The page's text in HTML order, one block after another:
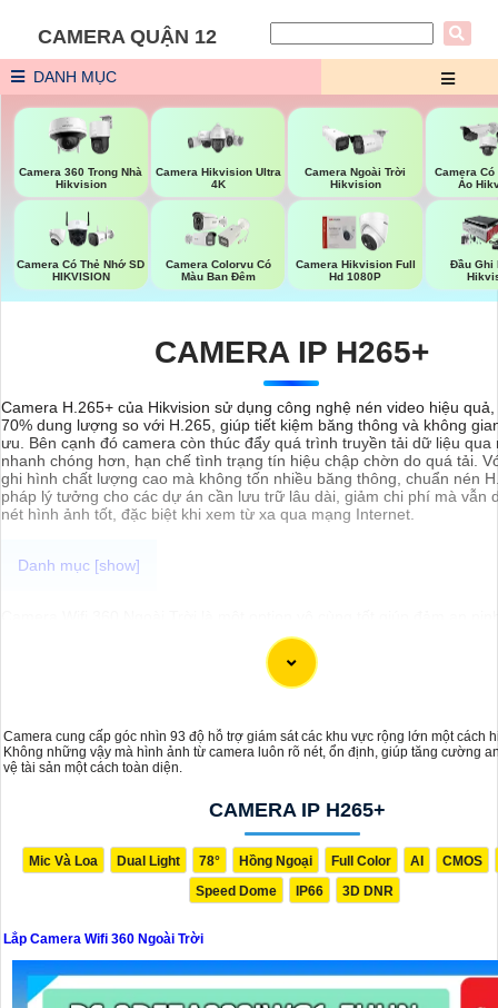
CAMERA QUẬN 12
DANH MỤC
Camera 360 Trong Nhà
Hikvision
Camera Hikvision Ultra
4K
Camera Ngoài Trời
Hikvision
Camera Có
Ảo
Camera Có Thẻ Nhớ SD
HIKVISION
Camera Colorvu Có
Màu Ban Đêm
Camera Hikvision Full
Hd 1080P
Đầu Ghi
CAMERA IP H265+
Camera H.265+ của Hikvision sử dụng công nghệ nén video hiệu
70% dung lượng so với H.265, giúp tiết kiệm băng thông và không
ưu. Bên cạnh đó camera còn thúc đẩy quá trình truyền tải dữ liệu qua
nhanh chóng hơn, hạn chế tình trạng tín hiệu chập chờn do quá tải.
ghi hình chất lượng cao mà không tốn nhiều băng thông, chuẩn nén
pháp lý tưởng cho các dự án cần lưu trữ lâu dài, giảm chi phí mà vẫn
nét hình ảnh tốt, đặc biệt khi xem từ xa qua mạng Internet.
gian của bạn một cách hiệu quả, đặc biệt là các khu vực ngoài trời.
khả năng xoay 360 độ cho góc nhìn toàn cảnh giúp bạn theo dõi mọi
xảy ra tại khu vực giám sát dễ dàng với các chi tiết trong khung hình
động ổn định trong mọi điều kiện thời tiết. ️Với camera wifi 360 ngoài
thể yên tâm mà không cần lo lắng về việc bị xâm nhập hoặc mất trội
Camera cung cấp góc nhìn 93 độ hỗ trợ giám sát các khu vực rộng lớn một cách
Không những vậy mà hình ảnh từ camera luôn rõ nét, ổn định, giúp tăng cường
vệ tài sản một cách toàn diện.
CAMERA IP H265+
Mic Và Loa Dual Light 78° Hồng Ngoại Full Color AI
CMOS
Speed Dome
IP66 3D DNR
Lắp Camera Wifi 360 Ngoài Trời